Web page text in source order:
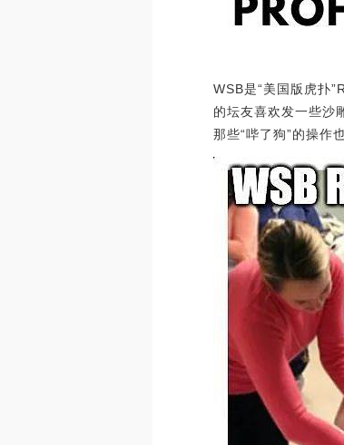
WSB是“美国版虎扑
的坛友喜欢发一些沙
那些“哔了狗”的操作